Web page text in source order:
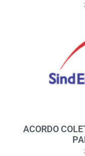
ACORDO